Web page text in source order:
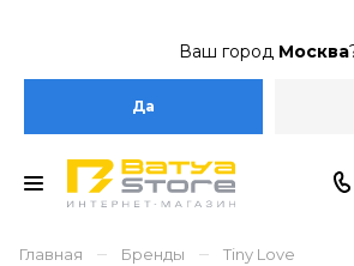
Ваш город Москва
Да
Главная – Бренды – Tiny Love